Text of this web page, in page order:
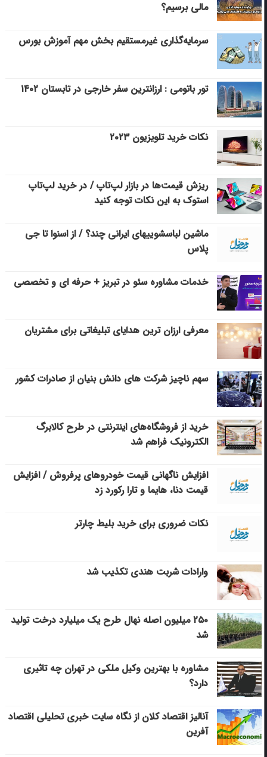
مالی برسیم؟
سرمایه‌گذاری غیرمستقیم بخش مهم آموزش بورس
تور باتومی : ارزانترین سفر خارجی در تابستان ۱۴۰۲
نکات خرید تلویزیون ۲۰۲۳
ریزش قیمت‌ها در بازار لپ‌تاپ / در خرید لپ‌تاپ
استوک به این نکات توجه کنید
ماشین لباسشویی‎های ایرانی چند؟ / از اسنوا تا جی
پلاس
خدمات مشاوره سئو در تبریز + حرفه ای و تخصصی
معرفی ارزان ترین هدایای تبلیغاتی برای مشتریان
سهم ناچیز شرکت های دانش بنیان از صادرات کشور
خرید از فروشگاه‌های اینترنتی در طرح کالابرگ
الکترونیک فراهم شد
افزایش ناگهانی قیمت خودروهای پرفروش / افزایش
قیمت دنا، هایما و تارا رکورد زد
نکات ضروری برای خرید بلیط چارتر
وارادات شربت هندی تکذیب شد
۲۵۰ میلیون اصله نهال طرح یک میلیارد درخت تولید
شد
مشاوره با بهترین وکیل ملکی در تهران چه تاثیری
دارد؟
آنالیز اقتصاد کلان از نگاه سایت خبری تحلیلی اقتصاد
آفرین